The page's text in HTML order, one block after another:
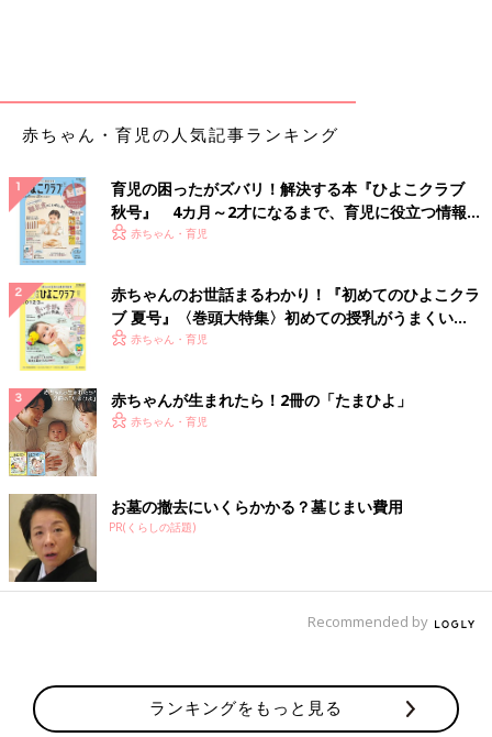
赤ちゃん・育児の人気記事ランキング
育児の困ったがズバリ！解決する本『ひよこクラブ
秋号』 4カ月～2才になるまで、育児に役立つ情報が
いっぱい！
赤ちゃん・育児
赤ちゃんのお世話まるわかり！『初めてのひよこクラ
ブ 夏号』〈巻頭大特集〉初めての授乳がうまくい
く！ おっぱい・ミルクの基本と夏のトラブル 解決テ
赤ちゃん・育児
赤ちゃんが生まれたら！2冊の「たまひよ」
赤ちゃん・育児
お墓の撤去にいくらかかる？墓じまい費用
PR(くらしの話題)
Recommended by
ランキングをもっと見る